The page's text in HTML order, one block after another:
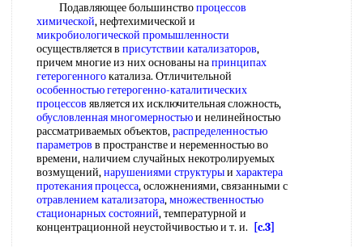
Подавляющее большинствопроцессов
химической, нефтехимической и
микробиологической промышленности
осуществляется в присутствии катализаторов,
причем многие из них основаны напринципах
гетерогенногокатализа. Отличительной
особенностью гетерогенно-каталитических
процессов является их исключительная сложность,
обусловленная многомерностьюи нелинейностью
рассматриваемых объектов,распределенностью
параметров в пространстве и неременностью во
времени, наличием случайных некотролируемых
возмущений,нарушениями структурыи характера
протекания процесса, осложнениями, связанными с
отравлением катализатора,множественностью
стационарных состояний, температурной и
концентрационной неустойчивостью и т. и.
[c.3]